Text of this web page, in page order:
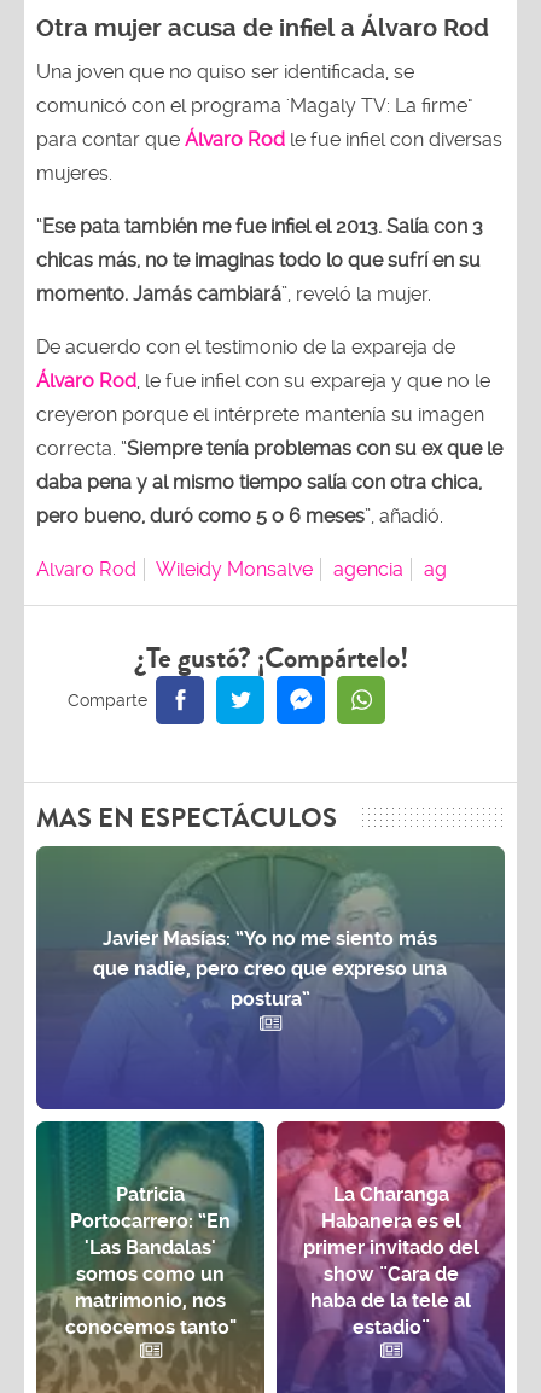
Otra mujer acusa de infiel a Álvaro Rod
Una joven que no quiso ser identificada, se
comunicó con el programa 'Magaly TV: La firme"
para contar que Álvaro Rod le fue infiel con diversas
mujeres.
“Ese pata también me fue infiel el 2013. Salía con 3
chicas más, no te imaginas todo lo que sufrí en su
momento. Jamás cambiará”, reveló la mujer.
De acuerdo con el testimonio de la expareja de
Álvaro Rod , le fue infiel con su expareja y que no le
creyeron porque el intérprete mantenía su imagen
correcta. “Siempre tenía problemas con su ex que le
daba pena y al mismo tiempo salía con otra chica,
pero bueno, duró como 5 o 6 meses”, añadió.
Alvaro Rod Wileidy Monsalve agencia ag
¿Te gustó? ¡Compártelo!
MAS EN ESPECTÁCULOS
Javier Masías: “Yo no me siento más
que nadie, pero creo que expreso una
postura”
Patricia
Portocarrero: “En
'Las Bandalas'
somos como un
matrimonio, nos
conocemos tanto"
La Charanga
Habanera es el
primer invitado del
show ¨Cara de
haba de la tele al
estadio¨